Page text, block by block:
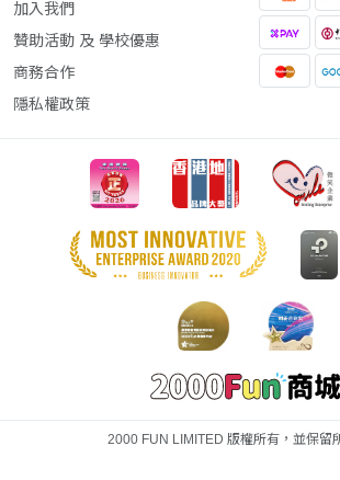
加入我們
贊助活動 及 學校優惠
商務合作
隱私權政策
2000 FUN LIMITED 版權所有，並保留